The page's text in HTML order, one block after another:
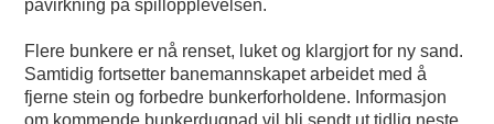
påvirkning på spillopplevelsen.
Flere bunkere er nå renset, luket og klargjort for ny sand.
Samtidig fortsetter banemannskapet arbeidet med å
fjerne stein og forbedre bunkerforholdene. Informasjon